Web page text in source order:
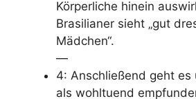
Körperliche hinein
Brasilianer sieht „gut
Mädchen“.
—
4: Anschließend geht es
als wohltuend